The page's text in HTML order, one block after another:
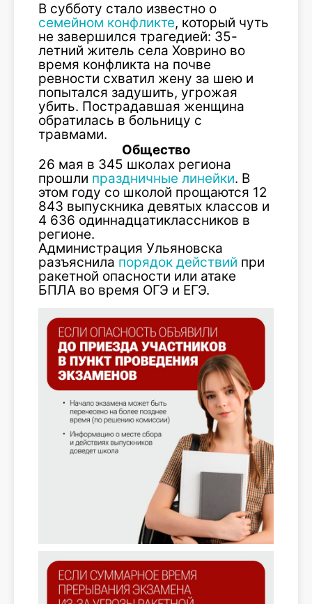
В субботу стало известно о
семейном конфликте, который чуть
не завершился трагедией: 35-
летний житель села Ховрино во
время конфликта на почве
ревности схватил жену за шею и
попытался задушить, угрожая
убить. Пострадавшая женщина
обратилась в больницу с
травмами.
Общество
26 мая в 345 школах региона
прошли праздничные линейки. В
этом году со школой прощаются 12
843 выпускника девятых классов и
4 636 одиннадцатиклассников в
регионе.
Администрация Ульяновска
разъяснила порядок действий при
ракетной опасности или атаке
БПЛА во время ОГЭ и ЕГЭ.